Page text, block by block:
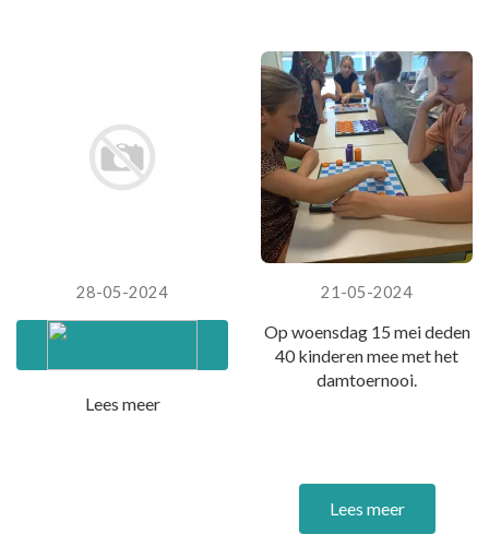
28-05-2024
Lees meer
21-05-2024
Op woensdag 15 mei deden
40 kinderen mee met het
damtoernooi.
Lees meer